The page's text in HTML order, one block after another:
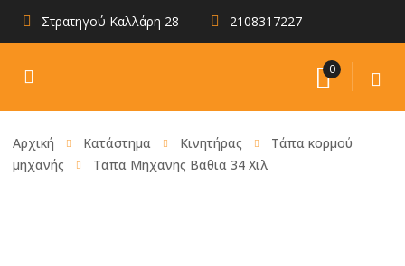
Στρατηγού Καλλάρη 28 2108317227
0
Αρχική Κατάστημα Κινητήρας
Τάπα κορμού
μηχανής
Ταπα Μηχανης Βαθια 34 Χιλ